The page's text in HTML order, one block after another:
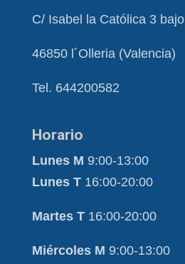
C/ Isabel la Católica 3 bajo
46850 l´Olleria (Valencia)
Tel. 644200582
Horario
Lunes M 9:00-13:00
Lunes T 16:00-20:00
Martes T 16:00-20:00
Miércoles M 9:00-13:00